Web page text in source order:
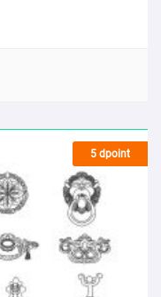
5 dpoint